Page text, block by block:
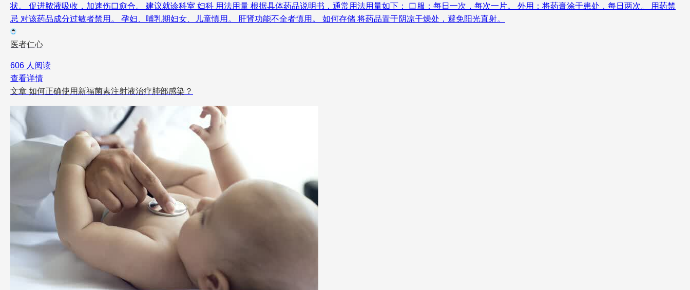
状。 促进脓液吸收，加速伤口愈合。 建议就诊科室 妇科 用法用量 根据具体药品说明书，通常用法用量如下： 口服：每日一次，每次一片。 外用：将药膏涂于患处，每日两次。 用药禁
忌 对该药品成分过敏者禁用。 孕妇、哺乳期妇女、儿童慎用。 肝肾功能不全者慎用。 如何存储 将药品置于阴凉干燥处，避免阳光直射。
医者仁心
606 人阅读
查看详情
文章 如何正确使用新福菌素注射液治疗肺部感染？